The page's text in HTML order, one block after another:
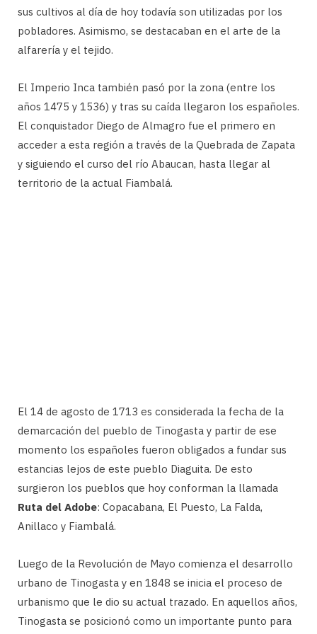
sus cultivos al día de hoy todavía son utilizadas por los
pobladores. Asimismo, se destacaban en el arte de la
alfarería y el tejido.
El Imperio Inca también pasó por la zona (entre los
años 1475 y 1536) y tras su caída llegaron los españoles.
El conquistador Diego de Almagro fue el primero en
acceder a esta región a través de la Quebrada de Zapata
y siguiendo el curso del río Abaucan, hasta llegar al
territorio de la actual Fiambalá.
El 14 de agosto de 1713 es considerada la fecha de la
demarcación del pueblo de Tinogasta y partir de ese
momento los españoles fueron obligados a fundar sus
estancias lejos de este pueblo Diaguita. De esto
surgieron los pueblos que hoy conforman la llamada
Ruta del Adobe: Copacabana, El Puesto, La Falda,
Anillaco y Fiambalá.
Luego de la Revolución de Mayo comienza el desarrollo
urbano de Tinogasta y en 1848 se inicia el proceso de
urbanismo que le dio su actual trazado. En aquellos años,
Tinogasta se posicionó como un importante punto para